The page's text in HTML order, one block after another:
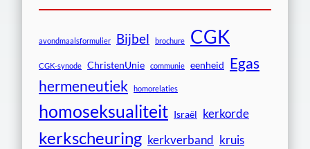
avondmaalsformulier Bijbel brochure CGK
CGK-synode ChristenUnie communie eenheid Egas
hermeneutiek
homorelaties
homoseksualiteit Israël kerkorde
kerkscheuring kerkverband kruis